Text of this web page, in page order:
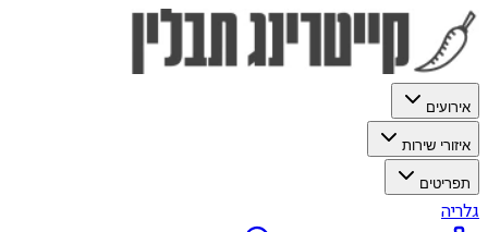
אירועים
איזורי שירות
תפריטים
גלריה